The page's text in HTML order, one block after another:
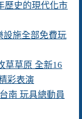
歷史的現代化市
設施全部免費玩
草草原 全新16
彩表演
南 玩具總動員